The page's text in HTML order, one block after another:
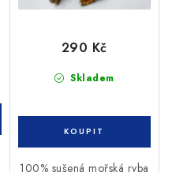
Skladem
290 Kč
100% sušená mořská ryba